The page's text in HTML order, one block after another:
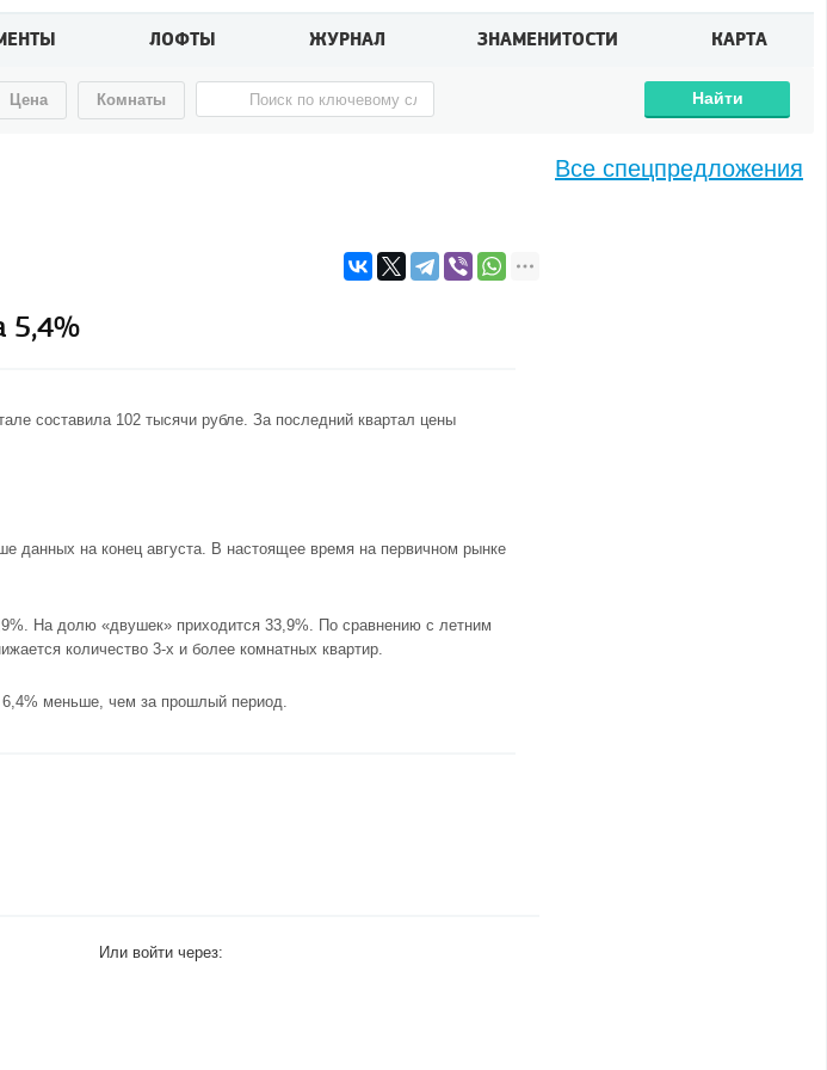
ЛОФТЫ ЖУРНАЛ ЗНАМЕНИТОСТИ КАРТА
Цена Комнаты Найти
5,4%
составила 102 тысячи рубле. За последний квартал цены
данных на конец августа. В настоящее время на первичном рынке
На долю «двушек» приходится 33,9%. По сравнению с летним
количество 3-х и более комнатных квартир.
6,4% меньше, чем за прошлый период.
Или войти через:
Все спецпредложения